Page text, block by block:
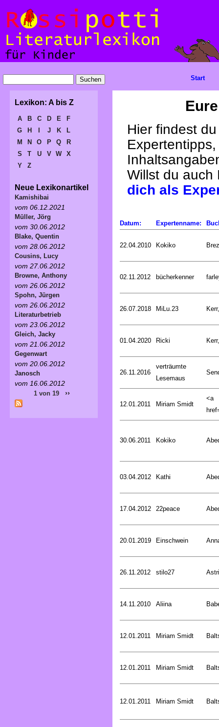
Hier findest
Willst du
dich als
Datum: Expertenname:
22.04.2010 Kokiko
02.11.2012 bücherkenner
26.07.2018 MiLu.23
01.04.2020 Ricki
26.11.2016
verträumte
Lesemaus
12.01.2011 Miriam Smidt
<a
30.06.2011 Kokiko
03.04.2012 Kathi
17.04.2012 22peace
20.01.2019 Einschwein
26.11.2012 stilo27
14.11.2010 Aliina
12.01.2011 Miriam Smidt
12.01.2011 Miriam Smidt
12.01.2011 Miriam Smidt
Start
Lexikon: A bis Z
A B C D E
F
G
H J K
L
M
N O P Q
R
S
T U V W
X
Y
Z
Neue Lexikonartikel
Kamishibai
vom 06.12.2021
Müller, Jörg
vom 30.06.2012
Blake, Quentin
vom 28.06.2012
Cousins, Lucy
vom 27.06.2012
Browne, Anthony
vom 26.06.2012
Spohn, Jürgen
vom 26.06.2012
Literaturbetrieb
vom 23.06.2012
Gleich, Jacky
vom 21.06.2012
Gegenwart
vom 20.06.2012
Janosch
vom 16.06.2012
1 von 19 ››